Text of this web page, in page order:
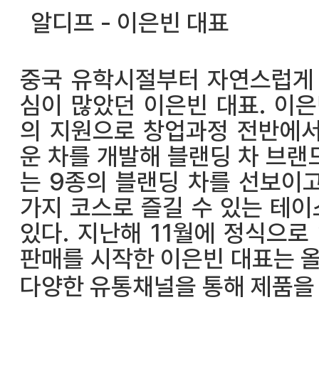
알디프 - 이은빈 대표
중국 유학시절부터 자연스럽
심이 많았던 이은빈 대표. 이
의 지원으로 창업과정 전반에
운 차를 개발해 블랜딩 차 브
는 9종의 블랜딩 차를 선보이
가지 코스로 즐길 수 있는 테
있다. 지난해 11월에 정식으
판매를 시작한 이은빈 대표는
다양한 유통채널을 통해 제품